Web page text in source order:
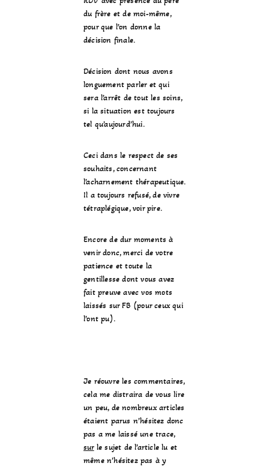
du frère et de moi-même,
pour que l’on donne la
décision finale.
Décision dont nous avons
longuement parler et qui
sera l’arrêt de tout les soins,
si la situation est toujours
tel qu’aujourd’hui.
Ceci dans le respect de ses
souhaits, concernant
l’acharnement thérapeutique.
Il a toujours refusé, de vivre
tétraplégique, voir pire.
Encore de dur moments à
venir donc, merci de votre
patience et toute la
gentillesse dont vous avez
fait preuve avec vos mots
laissés sur FB (pour ceux qui
l’ont pu).
Je réouvre les commentaires,
cela me distraira de vous lire
un peu, de nombreux articles
étaient parus n’hésitez donc
pas a me laissé une trace,
surle sujet de l’article lu et
même n’hésitez pas à y